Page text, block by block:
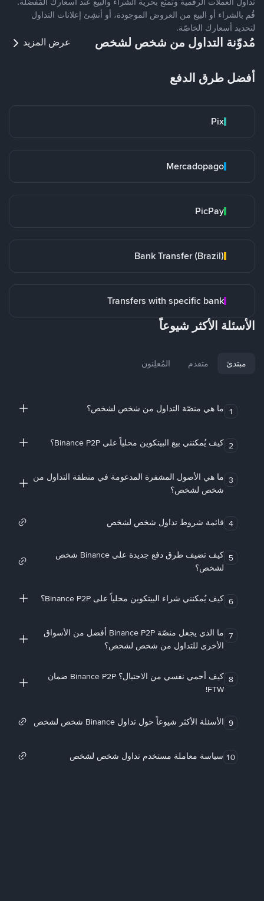
قُم بالشراء أو البيع من العروض الموجودة، أو أنشِئ إعلانات التداول
لتحديد أسعارك الخاصّة.
مُدوّنة التداول من شخص لشخص عرض المزيد
أفضل طرق الدفع
Pix
Mercadopago
PicPay
Bank Transfer (Brazil)
Transfers with specific bank
الأسئلة الأكثر شيوعاً
مبتدئ متقدم المُعلِنون
1 ما هي منصّة التداول من شخص لشخص؟
2 كيف يُمكنني بيع البيتكوين محلياً على Binance P2P؟
3 ما هي الأصول المشفرة المدعومة في منطقة التداول من
شخص لشخص؟
4 قائمة شروط تداول شخص لشخص
5
كيف تضيف طرق دفع جديدة على Binance شخص
لشخص؟
6 كيف يُمكنني شراء البيتكوين محلياً على Binance P2P؟
7
ما الذي يجعل منصّة Binance P2P أفضل من الأسواق
الأخرى للتداول من شخص لشخص؟
8
كيف أحمي نفسي من الاحتيال؟ Binance P2P ضمان
FTW!
9 الأسئلة الأكثر شيوعاً حول تداول Binance شخص لشخص
10 سياسة معاملة مستخدم تداول شخص لشخص